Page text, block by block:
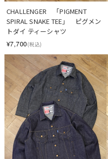
CHALLENGER　「PIGMENT
SPIRAL SNAKE TEE」　ピグメン
トダイ ティーシャツ
¥7,700(税込)